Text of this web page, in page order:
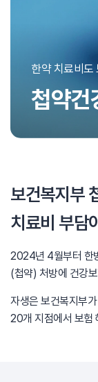
한약 치료비도
첩약건
보건복지부
치료비 부담
2024년 4월부터 한
(첩약) 처방에 건강
자생은 보건복지부
20개 지점에서 보험